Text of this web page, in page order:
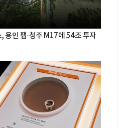
용인 팹·청주 M17에 54조 투자
아나운서가 타본 ‘전설의 무쏘’… “여성·
자도 반할 반전 매력”